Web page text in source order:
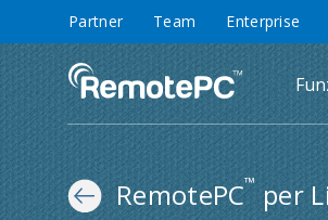
Partner Team Enterprise
RemotePC™ per